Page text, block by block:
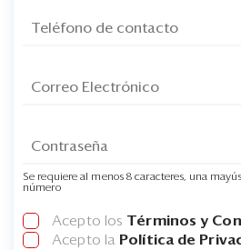
Se requiere al menos 8 caracteres, una
número
Acepto los Términos y
Acepto la Política de